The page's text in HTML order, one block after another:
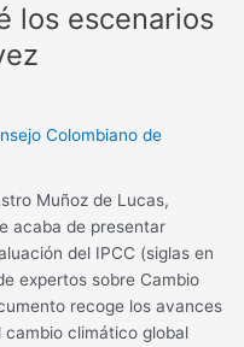
los escenarios
Colombiano de
Muñoz de Lucas,
acaba de presentar
del IPCC (siglas en
expertos sobre Cambio
recoge los avances
climático global